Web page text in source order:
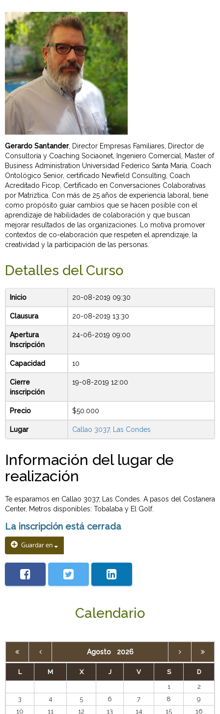
Gerardo Santander, Director Empresas Familiares, Director de
Consultoría y Coaching Sociaonet, Ingeniero Comercial, Master of
Business Administration Universidad Federico Santa María, Coach
Ontológico Senior, certificado Newfield Consulting, Coach
Acreditado Ficop, Certificado en Conversaciones Colaborativas
por Matriztica. Con más de 25 años de experiencia laboral, tiene
como propósito guiar cambios que se hacen posible con el
aprendizaje de habilidades de colaboración y que buscan
mejorar resultados de las organizaciones. Lo motiva promover
contextos de co-elaboración que respeten el aprendizaje, la
creatividad y la participación de las personas.
Detalles del Curso
Inicio 20-08-2019 09:30
Clausura 20-08-2019 13:30
Apertura
Inscripción
24-06-2019 09:00
Capacidad 10
Cierre
inscripción
19-08-2019 12:00
Precio $50.000
Lugar Callao 3037, Las Condes
Información del lugar de
realización
Te esparamos en Callao 3037, Las Condes. A pasos del Costanera
Center, Metros disponibles: Tobalaba y El Golf.
La inscripción está cerrada
Guardar en
Calendario
Agosto 2026
L M X J V S
D
1
2
3
4 5 6 7 8
9
10
11 12 13 14 15
16